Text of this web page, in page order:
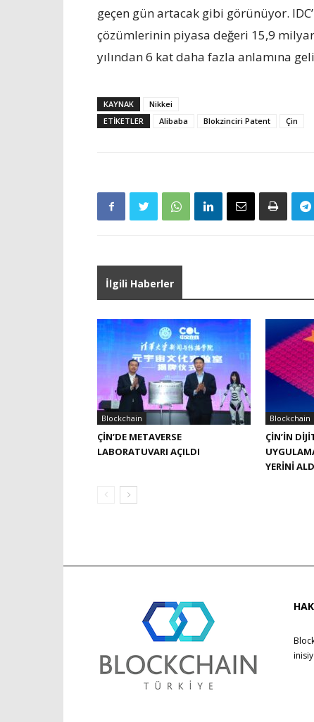
geçen gün artacak gibi görünüyor.
çözümlerinin piyasa değeri 15,9
yılından 6 kat daha fazla anlamına
KAYNAK
Nikkei
ETIKETLER
Alibaba Blokzinciri Patent Çin
İlgili Haberler
Blockchain
ÇIN’DE METAVERSE
LABORATUVARI AÇILDI
Blockchain
ÇIN’IN
YERINI